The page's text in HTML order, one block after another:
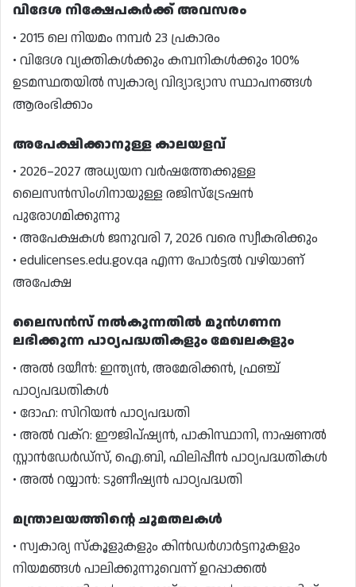
വിദേശ നിക്ഷേപകർക്ക് അവസരം
• 2015 ലെ നിയമം നമ്പർ 23 പ്രകാരം
• വിദേശ വ്യക്തികൾക്കും കമ്പനികൾക്കും 100%
ഉടമസ്ഥതയിൽ സ്വകാര്യ വിദ്യാഭ്യാസ സ്ഥാപനങ്ങൾ
ആരംഭിക്കാം
അപേക്ഷിക്കാനുള്ള കാലയളവ്
• 2026–2027 അധ്യയന വർഷത്തേക്കുള്ള
ലൈസൻസിംഗിനായുള്ള രജിസ്ട്രേഷൻ
പുരോഗമിക്കുന്നു
• അപേക്ഷകൾ ജനുവരി 7, 2026 വരെ സ്വീകരിക്കും
• edulicenses.edu.gov.qa എന്ന പോർട്ടൽ വഴിയാണ്
അപേക്ഷ
ലൈസൻസ് നൽകുന്നതിൽ മുൻഗണന
ലഭിക്കുന്ന പാഠ്യപദ്ധതികളും മേഖലകളും
• അൽ ദയീൻ: ഇന്ത്യൻ, അമേരിക്കൻ, ഫ്രഞ്ച്
പാഠ്യപദ്ധതികൾ
• ദോഹ: സിറിയൻ പാഠ്യപദ്ധതി
• അൽ വക്റ: ഈജിപ്ഷ്യൻ, പാകിസ്ഥാനി, നാഷണൽ
സ്റ്റാൻഡേർഡ്സ്, ഐ.ബി, ഫിലിപ്പീൻ പാഠ്യപദ്ധതികൾ
• അൽ റയ്യാൻ: ടുണീഷ്യൻ പാഠ്യപദ്ധതി
മന്ത്രാലയത്തിന്റെ ചുമതലകൾ
• സ്വകാര്യ സ്കൂളുകളും കിൻഡർഗാർട്ടനുകളും
നിയമങ്ങൾ പാലിക്കുന്നുവെന്ന് ഉറപ്പാക്കൽ